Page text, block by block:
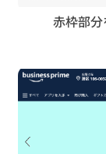
赤枠部分